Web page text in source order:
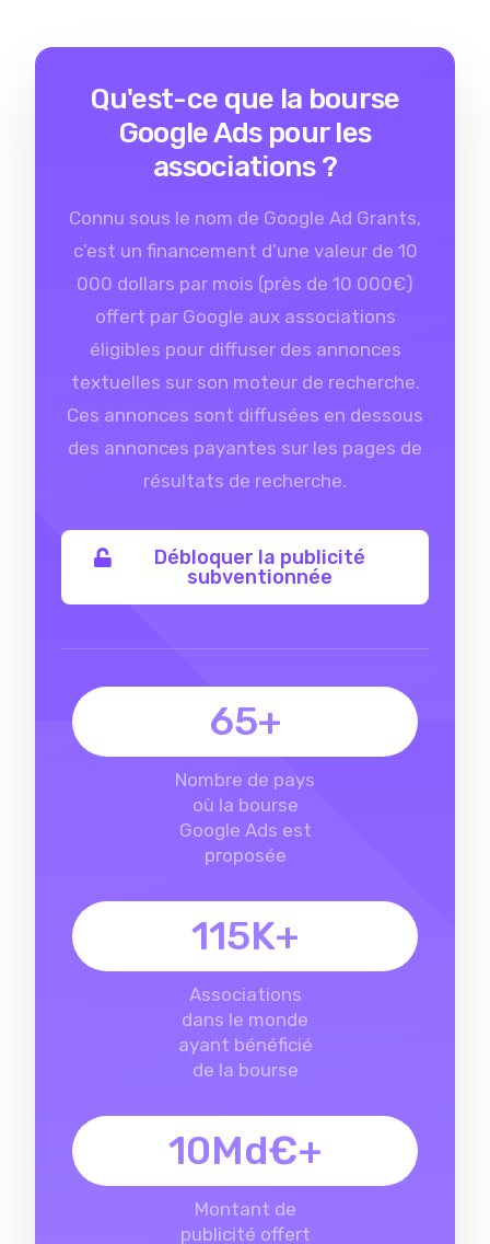
Qu'est-ce que la bourse
Google Ads pour les
associations ?
Connu sous le nom de Google Ad Grants,
c’est un financement d’une valeur de 10
000 dollars par mois (près de 10 000€)
offert par Google aux associations
éligibles pour diffuser des annonces
textuelles sur son moteur de recherche.
Ces annonces sont diffusées en dessous
des annonces payantes sur les pages de
résultats de recherche.
Débloquer la publicité
subventionnée
65+
Nombre de pays
où la bourse
Google Ads est
proposée
115K+
Associations
dans le monde
ayant bénéficié
de la bourse
10Md€+
Montant de
publicité offert